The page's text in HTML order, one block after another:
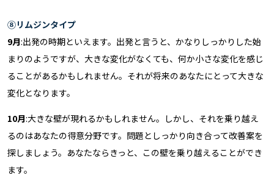
⑧リムジンタイプ
9月:出発の時期といえます。出発と言うと、かなりしっかりした始
まりのようですが、大きな変化がなくても、何か小さな変化を感じ
ることがあるかもしれません。それが将来のあなたにとって大きな
変化となります。
10月:大きな壁が現れるかもしれません。しかし、それを乗り越え
るのはあなたの得意分野です。問題としっかり向き合って改善案を
探しましょう。あなたならきっと、この壁を乗り越えることができ
ます。